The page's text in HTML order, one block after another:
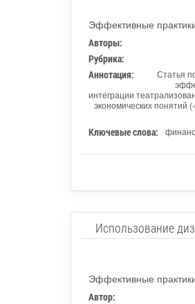
Эффективные
Авторы:
Рубрика:
Аннотация:
Статья
интеграции
экономических понятий
Ключевые слова:
Использование
Эффективные
Автор: